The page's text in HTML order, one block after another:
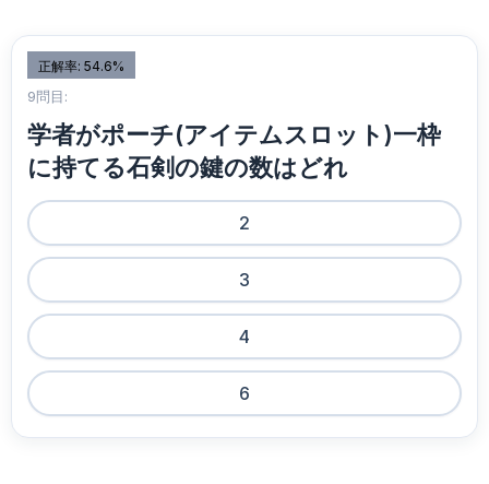
正解率: 54.6%
9問目:
学者がポーチ(アイテムスロット)一枠
に持てる石剣の鍵の数はどれ
2
3
4
6